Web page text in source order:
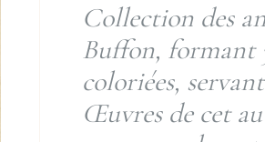
Collection des
Buffon, formant
coloriées,
Œuvres de cet